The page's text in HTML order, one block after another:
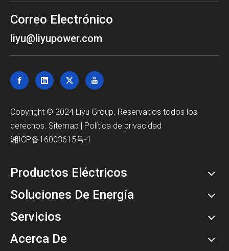
Correo Electrónico
liyu@liyupower.com
Copyright © 2024 Liyu Group. Reservados todos los
derechos. Sitemap
Política de privacidad
湘ICP备16003615号-1
Productos Eléctricos
Soluciones De Energía
Servicios
Acerca De